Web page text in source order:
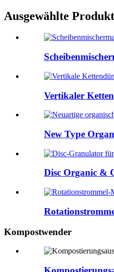
Ausgewählte
Vertikaler
New Type
Disc Organic &
Kompostwender